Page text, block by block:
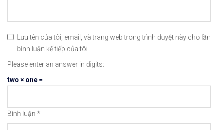
Lưu tên của tôi, email, và trang web trong trình duyệt này cho lần
bình luận kế tiếp của tôi.
Please enter an answer in digits:
two × one =
Bình luận *